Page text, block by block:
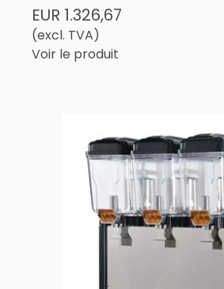
EUR 1.326,67
(excl. TVA)
Voir le produit